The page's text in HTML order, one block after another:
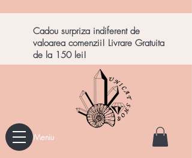
Cadou surpriza indiferent de
valoarea comenzii! Livrare Gratuita
de la 150 lei!
Meniu